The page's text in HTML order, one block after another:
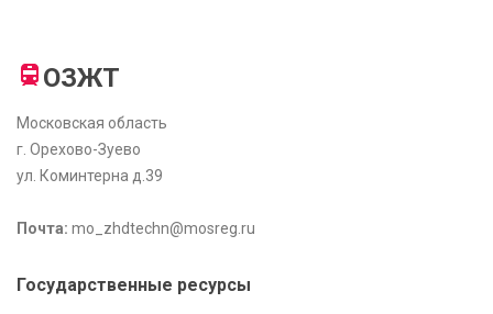
ОЗЖТ
Московская область
г. Орехово-Зуево
ул. Коминтерна д.39
Почта: mo_zhdtechn@mosreg.ru
Государственные ресурсы